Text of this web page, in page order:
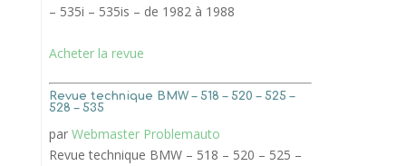
– 535i – 535is – de 1982 à 1988
Acheter la revue
Revue technique BMW – 518 – 520 – 525 –
528 – 535
par Webmaster Problemauto
Revue technique BMW – 518 – 520 – 525 –